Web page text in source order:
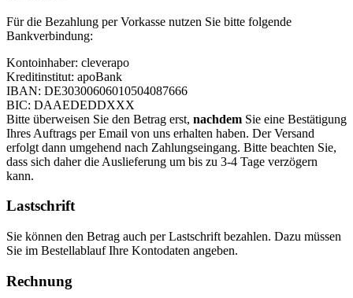
Für die Bezahlung per Vorkasse nutzen Sie bitte folgende
Bankverbindung:
Kontoinhaber: cleverapo
Kreditinstitut: apoBank
IBAN: DE30300606010504087666
BIC: DAAEDEDDXXX
Bitte überweisen Sie den Betrag erst, nachdem Sie eine Bestätigung
Ihres Auftrags per Email von uns erhalten haben. Der Versand
erfolgt dann umgehend nach Zahlungseingang. Bitte beachten Sie,
dass sich daher die Auslieferung um bis zu 3-4 Tage verzögern
kann.
Lastschrift
Sie können den Betrag auch per Lastschrift bezahlen. Dazu müssen
Sie im Bestellablauf Ihre Kontodaten angeben.
Rechnung